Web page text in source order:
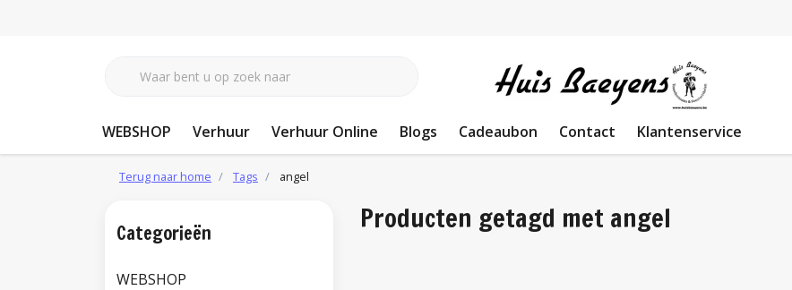
WEBSHOP Verhuur Verhuur Online Blogs Cadeaubon Contact Klantenservice
Terug naar home Tags angel
Producten getagd met angel
Categorieën
WEBSHOP